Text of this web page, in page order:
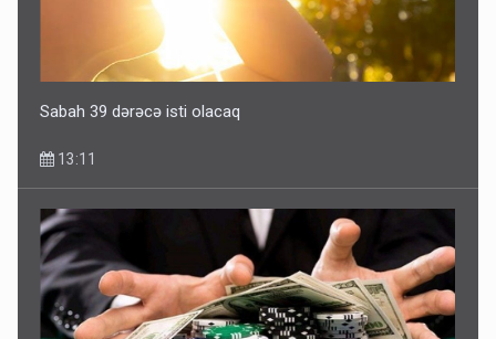
Sabah 39 dərəcə isti olacaq
13:11